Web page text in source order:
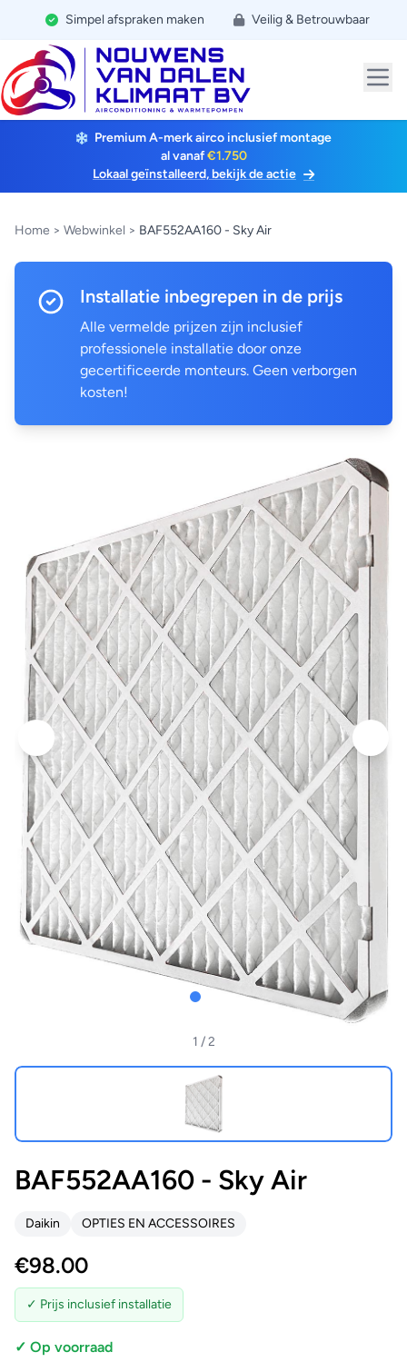
Simpel afspraken maken Veilig & Betrouwbaar
Premium A-merk airco inclusief montage
al vanaf€1.750
Lokaal geïnstalleerd, bekijk de actie
Home > Webwinkel > BAF552AA160 - Sky Air
Installatie inbegrepen in de prijs
Alle vermelde prijzen zijn inclusief
professionele installatie door onze
gecertificeerde monteurs. Geen verborgen
kosten!
1 / 2
BAF552AA160 - Sky Air
Daikin OPTIES EN ACCESSOIRES
€98.00
✓ Prijs inclusief installatie
✓ Op voorraad